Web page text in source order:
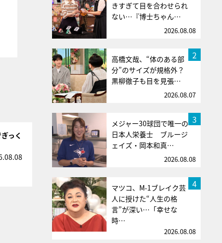
っく
きすぎて目を合わせられ
ない…『博士ちゃん…
2026.08.08
2
高橋文哉、“体のある部
分”のサイズが規格外？
黒柳徹子も目を見張…
2026.08.07
3
メジャー30球団で唯一の
日本人栄養士 ブルージ
ェイズ・岡本和真…
2026.08.08
4
マツコ、M-1ブレイク芸
人に授けた“人生の格
言”が深い…「幸せな
時…
2026.08.08